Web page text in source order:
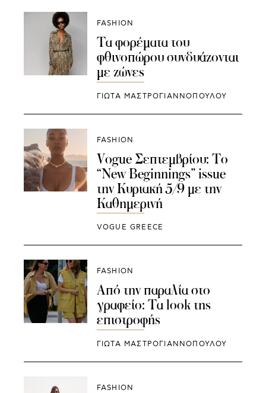
FASHION
Τα φορέματα του
φθινοπώρου συνδυάζονται
με ζώνες
ΓΙΩΤΑ ΜΑΣΤΡΟΓΙΑΝΝΟΠΟΥΛΟΥ
FASHION
Vogue Σεπτεμβρίου: Το
“New Beginnings” issue
την Κυριακή 5/9 με την
Καθημερινή
VOGUE GREECE
FASHION
Από την παραλία στο
γραφείο: Τα look της
επιστροφής
ΓΙΩΤΑ ΜΑΣΤΡΟΓΙΑΝΝΟΠΟΥΛΟΥ
FASHION